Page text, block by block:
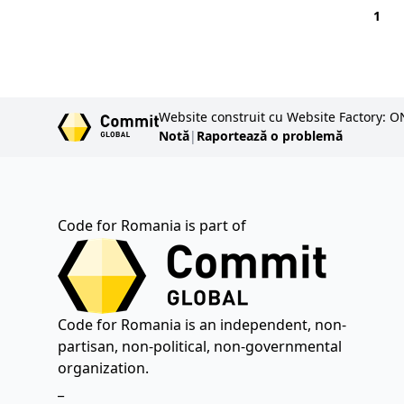
implicarea comunităţii şi a
rolul soluţiilor open-source,
pentru digitalizare.
1
Website construit cu Website Factory:
Notă| Raportează o problemă
Code for Romania is part of
Code for Romania is an independent, non-
partisan, non-political, non-governmental
organization.